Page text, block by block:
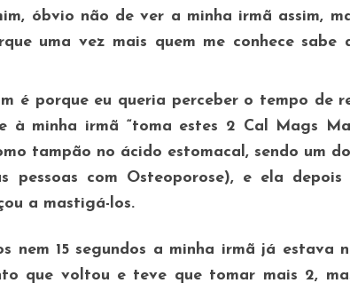
óbvio não de ver a minha irmã assim,
uma vez mais quem me conhece sabe
é porque eu queria perceber o tempo de
minha irmã “toma estes 2 Cal Mags
tampão no ácido estomacal, sendo um
pessoas com Osteoporose), e ela
a mastigá-los.
nem 15 segundos a minha irmã já estava
que voltou e teve que tomar mais 2,